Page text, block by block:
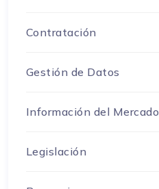
Contratación
Gestión de Datos
Información del Mercado
Legislación